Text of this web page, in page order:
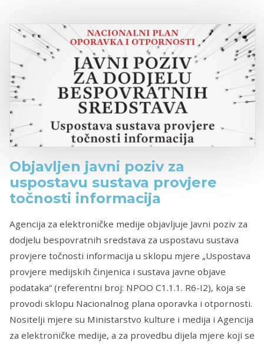
Objavljen javni poziv za
uspostavu sustava provjere
točnosti informacija
Agencija za elektroničke medije objavljuje Javni poziv za
dodjelu bespovratnih sredstava za uspostavu sustava
provjere točnosti informacija u sklopu mjere „Uspostava
provjere medijskih činjenica i sustava javne objave
podataka“ (referentni broj: NPOO C1.1.1. R6-I2), koja se
provodi sklopu Nacionalnog plana oporavka i otpornosti.
Nositelji mjere su Ministarstvo kulture i medija i Agencija
za elektroničke medije, a za provedbu dijela mjere koji se